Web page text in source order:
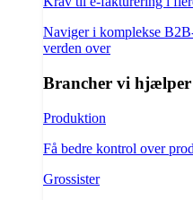
Naviger i komplekse
verden over
Brancher vi hjælper
Produktion
Få bedre kontrol over
Grossister